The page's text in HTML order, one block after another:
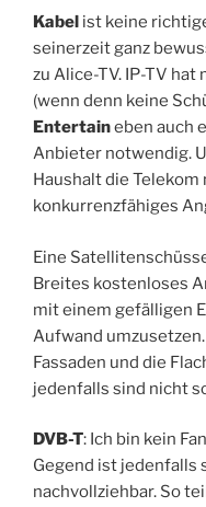
Kabel ist keine
seinerzeit ganz
zu Alice-TV. IP-TV
(wenn denn keine
Entertaineben auch
Anbieter notwendig.
Haushalt die Telekom
konkurrenzfähiges
Eine
Breites kostenloses
mit einem gefälligen
Aufwand
Fassaden und die
jedenfalls sind nicht
DVB-T: Ich bin kein
Gegend ist jedenfalls
nachvollziehbar. So